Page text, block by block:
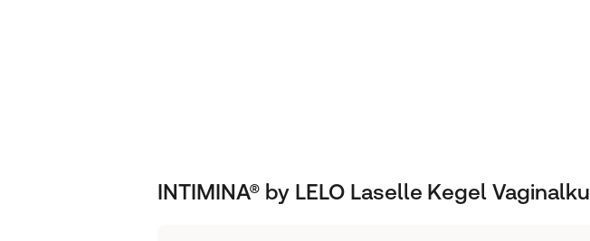
INTIMINA® by LELO Laselle Kegel